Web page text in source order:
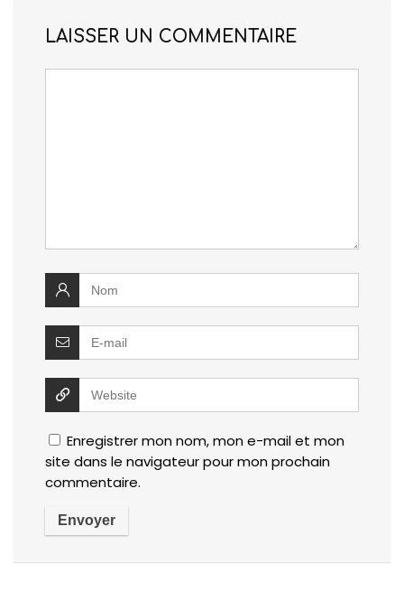
LAISSER UN COMMENTAIRE
Enregistrer mon nom, mon e-mail et mon
site dans le navigateur pour mon prochain
commentaire.